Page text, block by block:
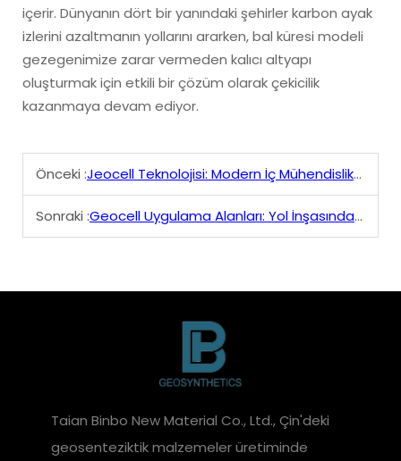
içerir. Dünyanın dört bir yanındaki şehirler karbon ayak
izlerini azaltmanın yollarını ararken, bal küresi modeli
gezegenimize zarar vermeden kalıcı altyapı
oluşturmak için etkili bir çözüm olarak çekicilik
kazanmaya devam ediyor.
Önceki :Jeocell Teknolojisi: Modern İç Mühendislikte Olabilmesi Gereken İnovatif Bir Araç
Sonraki :Geocell Uygulama Alanları: Yol İnşasından Ekolojik Geri Dönüşüme
Taian Binbo New Material Co., Ltd., Çin'deki
geosenteziktik malzemeler üretiminde